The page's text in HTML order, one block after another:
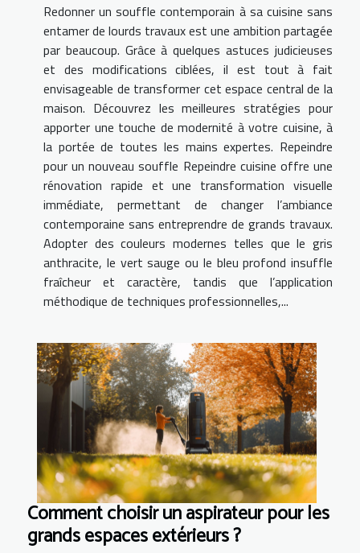
Redonner un souffle contemporain à sa cuisine sans
entamer de lourds travaux est une ambition partagée
par beaucoup. Grâce à quelques astuces judicieuses
et des modifications ciblées, il est tout à fait
envisageable de transformer cet espace central de la
maison. Découvrez les meilleures stratégies pour
apporter une touche de modernité à votre cuisine, à
la portée de toutes les mains expertes. Repeindre
pour un nouveau souffle Repeindre cuisine offre une
rénovation rapide et une transformation visuelle
immédiate, permettant de changer l’ambiance
contemporaine sans entreprendre de grands travaux.
Adopter des couleurs modernes telles que le gris
anthracite, le vert sauge ou le bleu profond insuffle
fraîcheur et caractère, tandis que l’application
méthodique de techniques professionnelles,...
Comment choisir un aspirateur pour les
grands espaces extérieurs ?